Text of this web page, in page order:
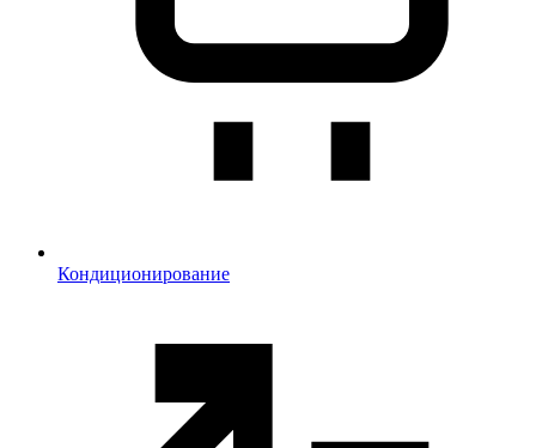
Кондиционирование